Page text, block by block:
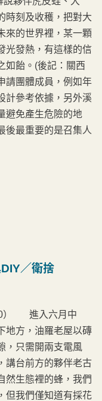
時刻及收穫，把對大
來的世界裡，某一顆
光發熱，有這樣的信
如飴。(後記：關西
請團體成員，例如年
計參考依據，另外溪
避免產生危險的地
後最重要的是召集人
DIY／衛捨
） 進入六月中
地方，油羅老屋以磚
，只需開兩支電風
講台前方的夥伴老古
生態裡的蜂，我們
但我們僅知道有採花